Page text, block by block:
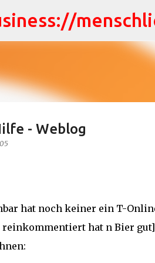
- Weblog
hat noch keiner ein T-
reinkommentiert hat n Bier